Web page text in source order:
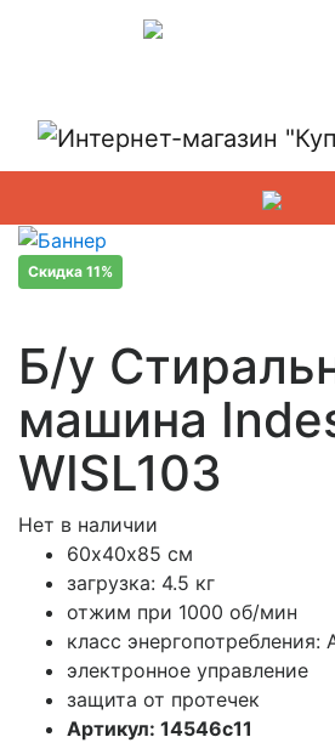
Скидка 11%
Б/у
машина
WISL103
Нет в наличии
60х40х85 см
загрузка: 4.5 кг
отжим при 1000 об/мин
класс энергопотребления:
электронное управление
защита от протечек
Артикул: 14546c11